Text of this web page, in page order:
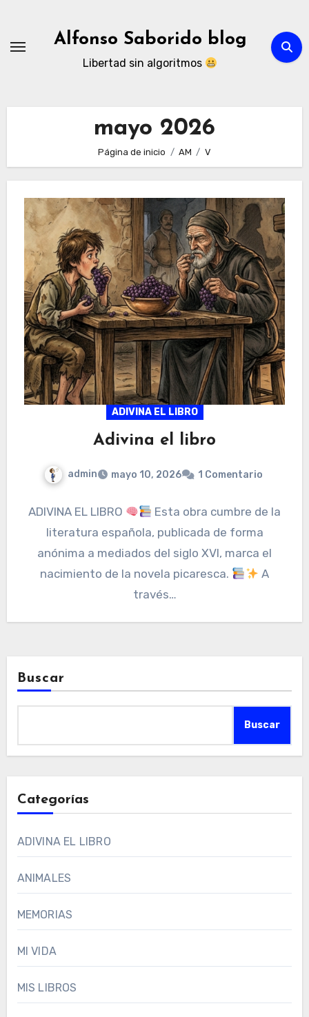
contenido
Alfonso Saborido blog
Libertad sin algoritmos
mayo 2026
Página de inicio AM V
ADIVINA EL LIBRO
Adivina el libro
admin mayo 10, 2026 1 Comentario
ADIVINA EL LIBRO
Esta obra cumbre de la
literatura española, publicada de forma
anónima a mediados del siglo XVI, marca el
nacimiento de la novela picaresca.
A
través…
Buscar
Buscar
Categorías
ADIVINA EL LIBRO
ANIMALES
MEMORIAS
MI VIDA
MIS LIBROS